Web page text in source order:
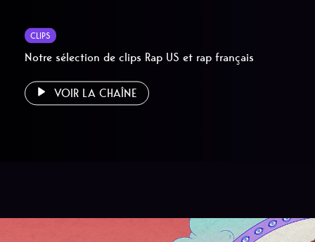
CLIPS
Notre sélection de clips Rap US et rap français
VOIR LA CHAÎNE